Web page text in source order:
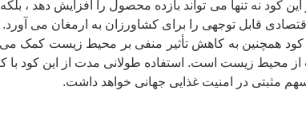
این کود نه تنها می تواند بازده محصول را افزایش دهد ،
قابل توجهی را برای کشاورزان به ارمغان می
همچنین به کاهش تأثیر منفی بر محیط زیست کمک می
محیط زیست است. استفاده طولانی مدت از این کود با
مثبتی در امنیت غذایی جهانی خواهد داشت.